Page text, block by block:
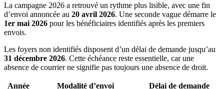
La campagne 2026 a retrouvé un rythme plus lisible, avec une fin
d’envoi annoncée au 20 avril 2026. Une seconde vague démarre le
1er mai 2026 pour les bénéficiaires identifiés après les premiers
envois.
Les foyers non identifiés disposent d’un délai de demande jusqu’au
31 décembre 2026. Cette échéance reste essentielle, car une
absence de courrier ne signifie pas toujours une absence de droit.
Année Modalité d’envoi Délai de demande